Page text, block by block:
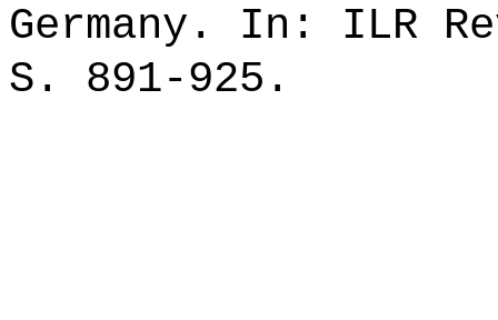
Germany. In: ILR
S. 891-925.